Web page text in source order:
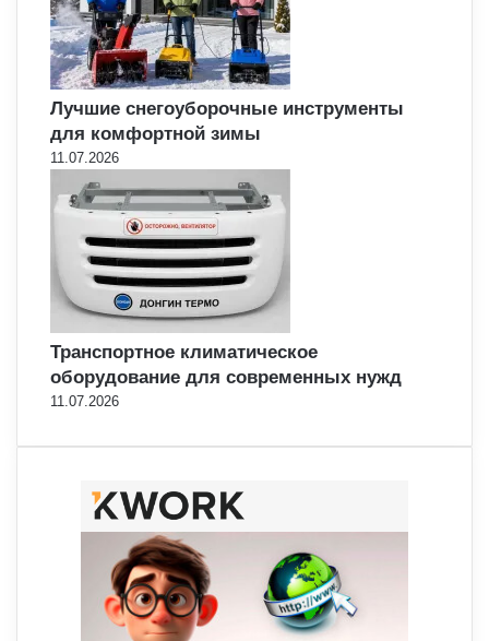
Лучшие снегоуборочные инструменты
для комфортной зимы
11.07.2026
Транспортное климатическое
оборудование для современных нужд
11.07.2026